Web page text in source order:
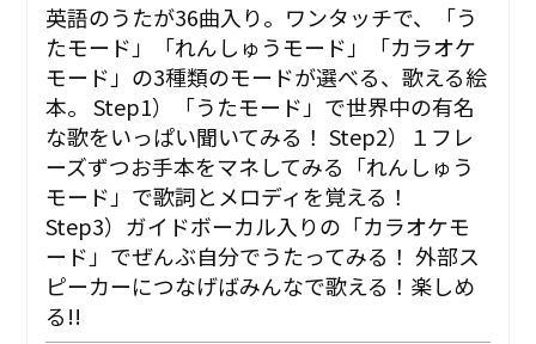
英語のうたが36曲入り。ワンタッチで、「う
たモード」「れんしゅうモード」「カラオケ
モード」の3種類のモードが選べる、歌える絵
本。 Step1）「うたモード」で世界中の有名
な歌をいっぱい聞いてみる！ Step2）１フレ
ーズずつお手本をマネしてみる「れんしゅう
モード」で歌詞とメロディを覚える！
Step3）ガイドボーカル入りの「カラオケモ
ード」でぜんぶ自分でうたってみる！ 外部ス
ピーカーにつなげばみんなで歌える！楽しめ
る!!